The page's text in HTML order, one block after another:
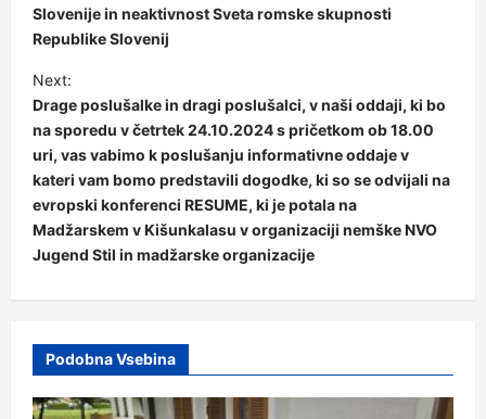
Slovenije in neaktivnost Sveta romske skupnosti
Republike Slovenij
Next:
Drage poslušalke in dragi poslušalci, v naši oddaji, ki bo
na sporedu v četrtek 24.10.2024 s pričetkom ob 18.00
uri, vas vabimo k poslušanju informativne oddaje v
kateri vam bomo predstavili dogodke, ki so se odvijali na
evropski konferenci RESUME, ki je potala na
Madžarskem v Kišunkalasu v organizaciji nemške NVO
Jugend Stil in madžarske organizacije
Podobna Vsebina